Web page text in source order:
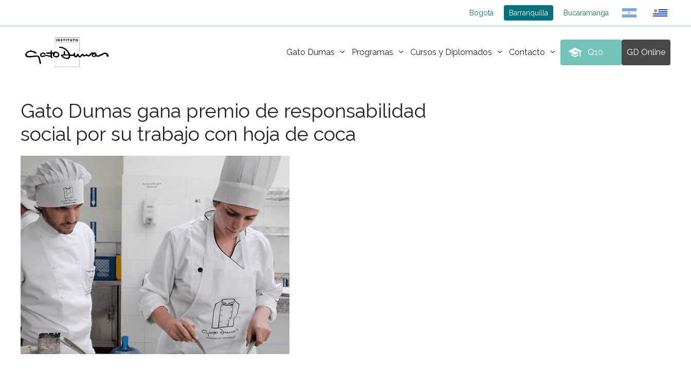
Bogotá Barranquilla Bucaramanga
Gato Dumas Programas Cursos y Diplomados Contacto Q10 GD Online
Gato Dumas gana premio de responsabilidad
social por su trabajo con hoja de coca